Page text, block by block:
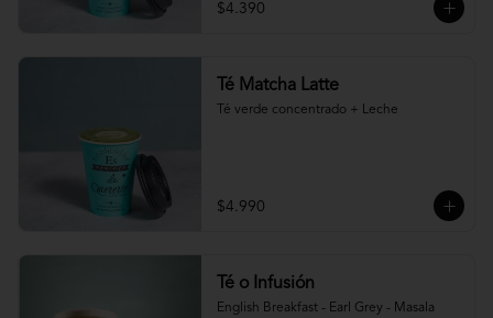
$4.390
Té Matcha Latte
Té verde concentrado + Leche
$4.990
Té o Infusión
English Breakfast - Earl Grey - Masala